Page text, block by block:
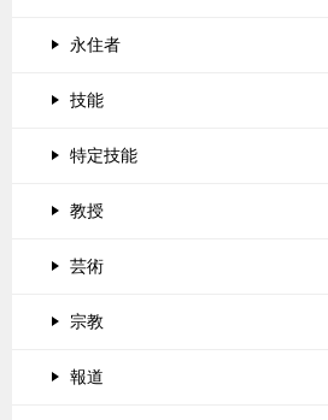
永住者
技能
特定技能
教授
芸術
宗教
報道